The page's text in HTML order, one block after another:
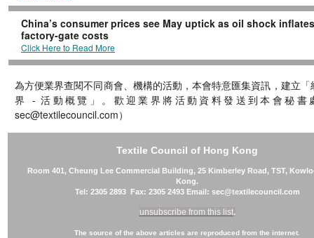
China’s consumer prices see May uptick as oil shock inflates
factory-gate costs
Click Here to Read More
為方便業界查閱不同商會、機構的活動，本會特意匯集資訊，建立「
界 - 活動概覽」。歡迎業界將活動資料發送到本會秘
sec@textilecouncil.com）
Textile Council of Hong Kong
Room 401, Cheung Lee Commercial Building, 25 Kimberley Road, TST,
Kong.
Tel: 2305 2893 Fax: 2305 2493 Email: sec@textilecouncil.com
unsubscribe from this list.
The source of the above articles are reproduced from the internet.